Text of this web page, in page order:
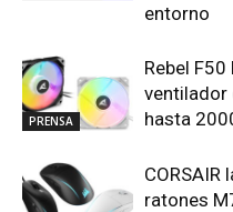
entorno
PRENSA
Rebel
ventilador
hasta
ratones